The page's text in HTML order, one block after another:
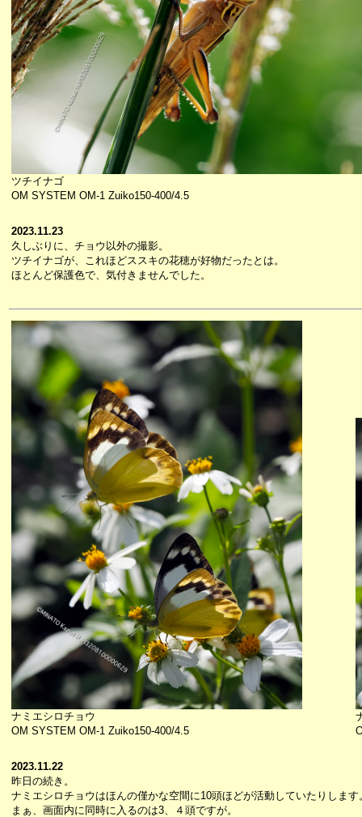
ツチイナゴ
OM SYSTEM OM-1 Zuiko150-400/4.5
2023.11.23
久しぶりに、チョウ以外の撮影。
ツチイナゴが、これほどススキの花穂が好物だったとは。
ほとんど保護色で、気付きませんでした。
ナミエシロチョウ
OM SYSTEM OM-1 Zuiko150-400/4.5
2023.11.22
昨日の続き。
ナミエシロチョウはほんの僅かな空間に10頭ほどが活動していたりします
まぁ、画面内に同時に入るのは3、４頭ですが。